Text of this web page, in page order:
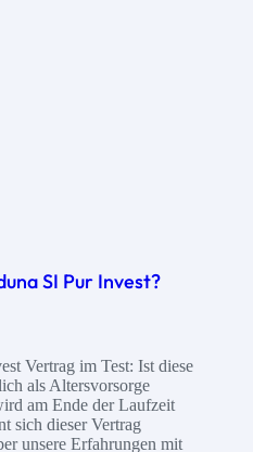
SI Pur Invest?
Vertrag im Test: Ist diese
als Altersvorsorge
am Ende der Laufzeit
sich dieser Vertrag
unsere Erfahrungen mit